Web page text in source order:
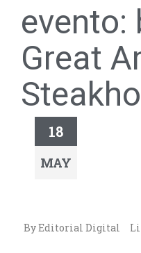
evento:
Great
18
MAY
By Editorial Digital